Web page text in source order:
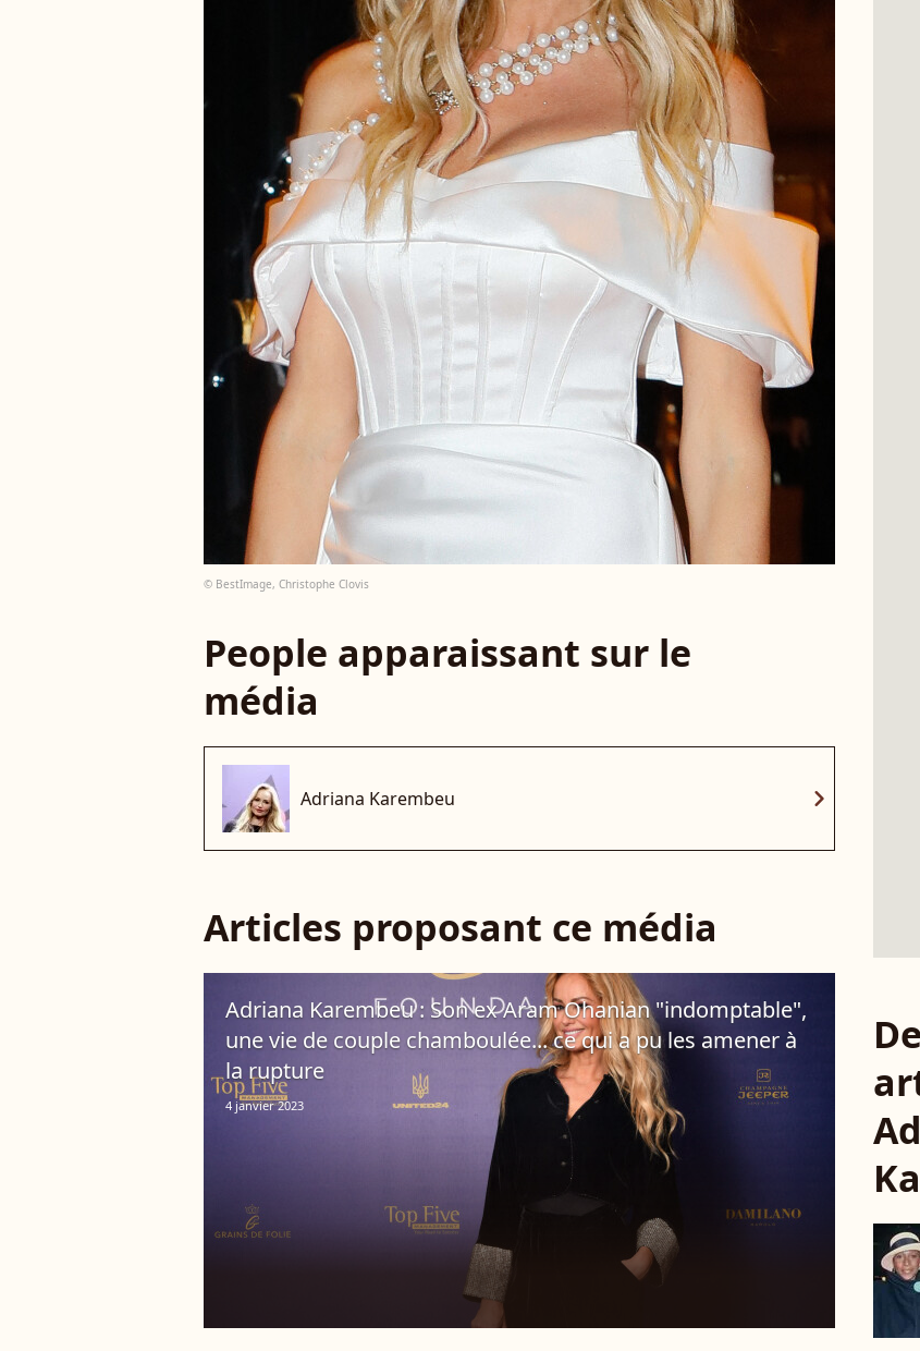
© BestImage, Christophe Clovis
People apparaissant sur le
média
Adriana Karembeu chevron_right
Articles proposant ce média
Adriana Karembeu : Son ex Aram Ohanian "indomptable",
une vie de couple chamboulée... ce qui a pu les amener à
la rupture
4 janvier 2023